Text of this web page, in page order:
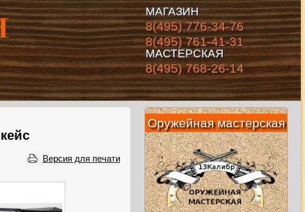
МАГАЗИН
8(495) 776-34-76
8(495) 761-41-31
МАСТЕРСКАЯ
8(495) 768-26-14
Версия для печати
Оружейная мастерская